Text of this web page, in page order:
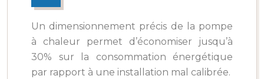
Un dimensionnement précis de la pompe
à chaleur permet d’économiser jusqu’à
30% sur la consommation énergétique
par rapport à une installation mal calibrée.